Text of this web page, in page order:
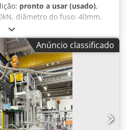
pronto a usar (usado),
diâmetro do fuso: 40mm,
2120bar, volume de injeção:
distância entre colunas:
das placas X/Y:
de instalação da
máximo de abertura: 850mm,
da máquina X/Y/Z:
peso: aprox. 5500kg. A
vazamento de óleo no
disponível. Uma
Ajygw Siepvef
Anúncio classificado